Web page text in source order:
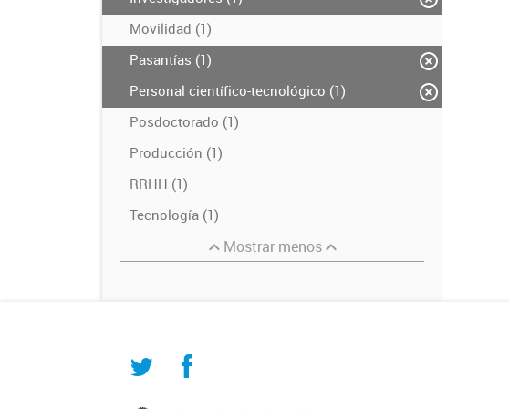
Movilidad (1)
Pasantías (1)
Personal científico-tecnológico (1)
Posdoctorado (1)
Producción (1)
RRHH (1)
Tecnología (1)
Mostrar menos